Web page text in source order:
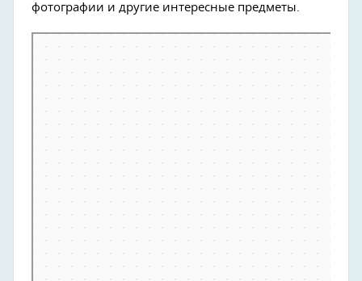
фотографии и другие интересные предметы.